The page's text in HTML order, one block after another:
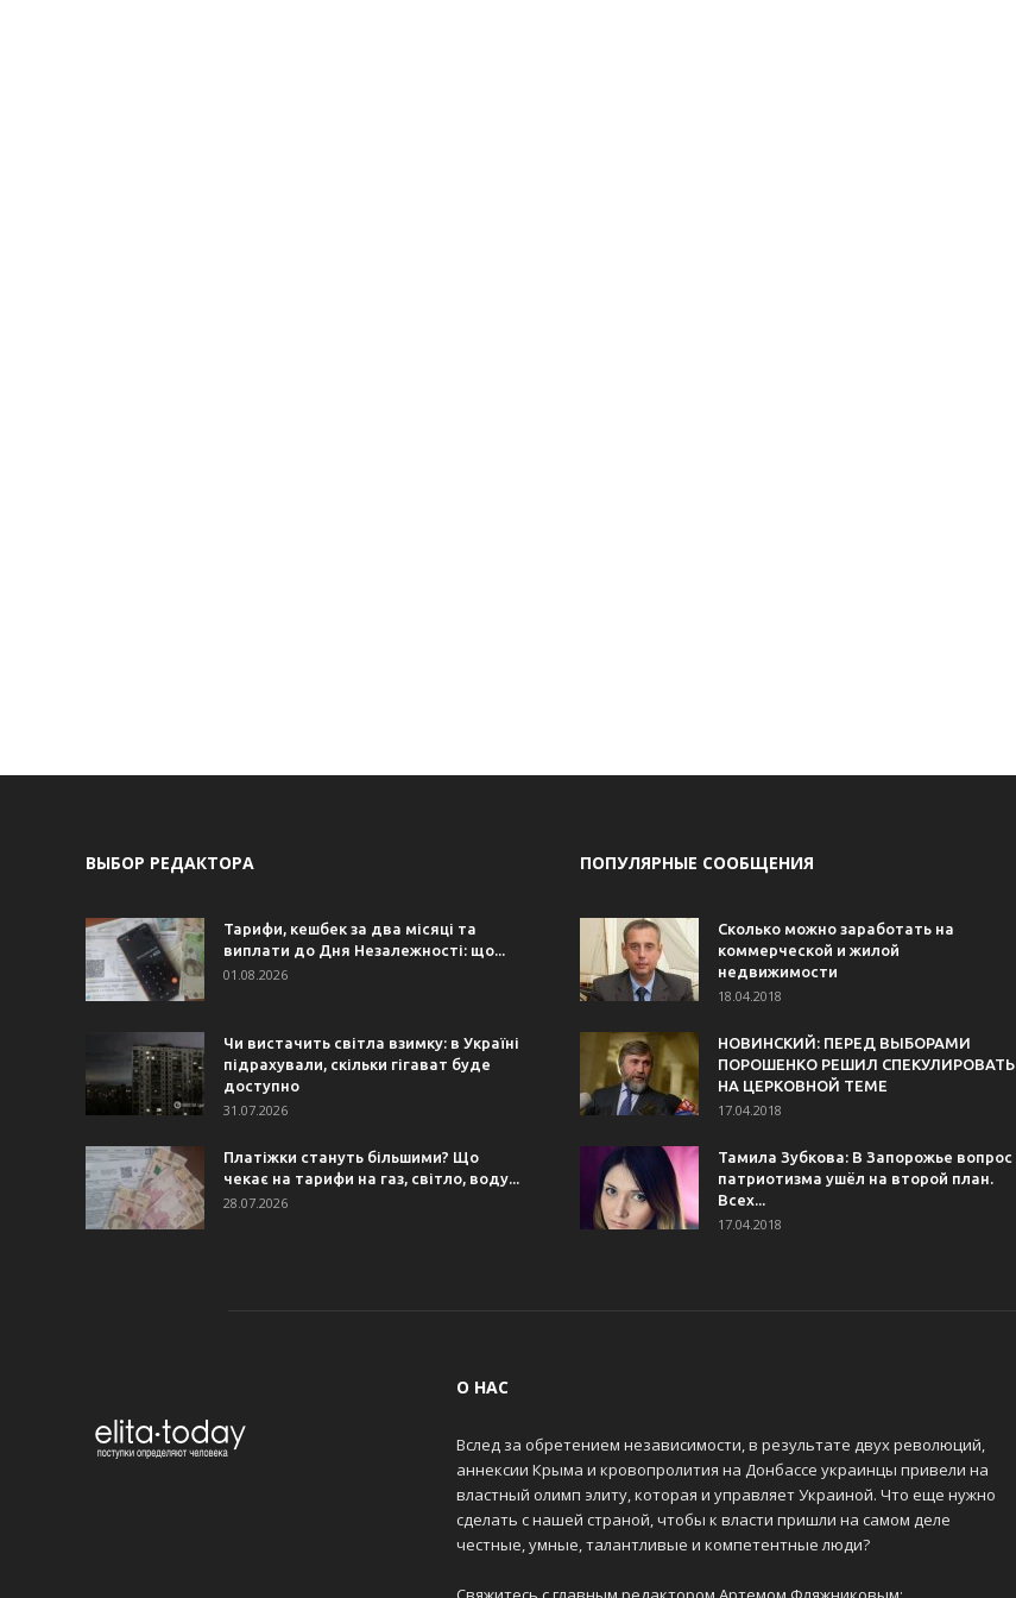
ВЫБОР РЕДАКТОРА
Тарифи, кешбек за два місяці та
виплати до Дня Незалежності: що...
01.08.2026
Чи вистачить світла взимку: в Україні
підрахували, скільки гігават буде
доступно
31.07.2026
Платіжки стануть більшими? Що
чекає на тарифи на газ, світло, воду...
28.07.2026
ПОПУЛЯРНЫЕ СООБЩЕНИЯ
Сколько можно заработать на
коммерческой и жилой
недвижимости
18.04.2018
НОВИНСКИЙ: ПЕРЕД ВЫБОРАМИ
ПОРОШЕНКО РЕШИЛ СПЕКУЛИРОВАТЬ
НА ЦЕРКОВНОЙ ТЕМЕ
17.04.2018
Тамила Зубкова: В Запорожье вопрос
патриотизма ушёл на второй план.
Всех...
17.04.2018
О НАС
Вслед за обретением независимости, в результате двух революций,
аннексии Крыма и кровопролития на Донбассе украинцы привели на
властный олимп элиту, которая и управляет Украиной. Что еще нужно
сделать с нашей страной, чтобы к власти пришли на самом деле
честные, умные, талантливые и компетентные люди?